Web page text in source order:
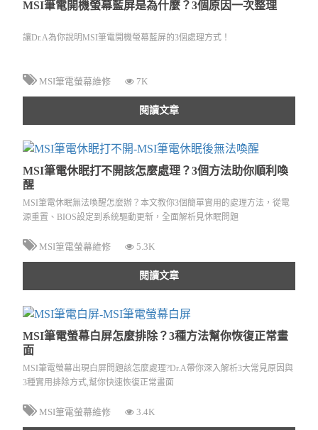
MSI筆電開機螢幕藍屏是為什麼？3個原因一次整理
讓Dr.A為你說明MSI筆電開機螢幕藍屏的3個處理方式！
MSI筆電螢幕維修 7K
閱讀文章
MSI筆電休眠打不開該怎麼處理？3個方法助你順利喚
醒
MSI筆電休眠無法喚醒怎麼辦？本文教你3個簡單實用的處理方法，從電
源重置、BIOS設定到系統驅動更新，全面解析見休眠問題
MSI筆電螢幕維修 5.3K
閱讀文章
MSI筆電螢幕白屏怎麼排除？3種方法幫你恢復正常畫
面
MSI筆電螢幕出現白屏問題該怎麼處理?Dr.A帶你深入解析3大常見原因與
3種實用排除方式,幫你快速恢復正常畫面
MSI筆電螢幕維修 3.4K